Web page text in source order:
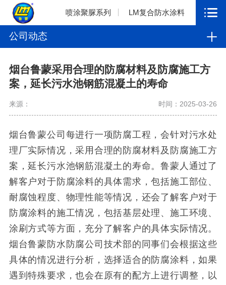
喷涂聚脲系列 LM复合防水涂料
公司动态
烟台鲁蒙采用合理的防腐材料及防腐施工方
案，延长污水池钢筋混凝土的寿命
来源： 时间：2025-03-26
烟台鲁蒙公司每进行一项防腐工程，会针对污水处
理厂实际情况，采用合理的防腐材料及防腐施工方
案，延长污水池钢筋混凝土的寿命。鲁蒙人通过了
解客户对于防腐涂料的具体需求，包括施工部位、
耐腐蚀程度、物理性能等情况，还会了解客户对于
防腐涂料的施工情况，包括基层处理、施工环境、
涂刷方式等方面，充分了解客户的具体实际情况。
烟台鲁蒙防水防腐公司技术部的同事们会根据这些
具体的情况进行分析，选择适合的防腐涂料，如果
遇到特殊要求，也会在原有的配方上进行调整，以